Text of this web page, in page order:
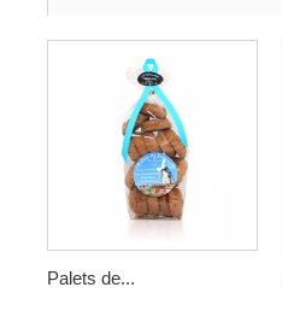
Palets de...